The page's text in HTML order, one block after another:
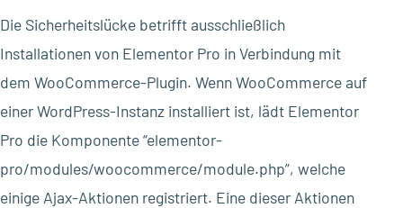
Die Sicherheitslücke betrifft ausschließlich
Installationen von Elementor Pro in Verbindung mit
dem WooCommerce-Plugin. Wenn WooCommerce auf
einer WordPress-Instanz installiert ist, lädt Elementor
Pro die Komponente “elementor-
pro/modules/woocommerce/module.php”, welche
einige Ajax-Aktionen registriert. Eine dieser Aktionen